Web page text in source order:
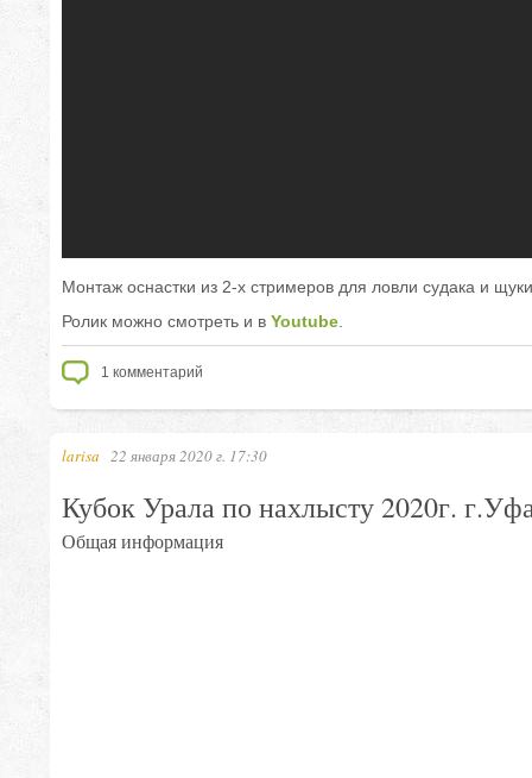
Монтаж оснастки из 2-х стримеров для ловли судака и
Ролик можно смотреть и в Youtube
1 комментарий
larisa 22 января 2020 г. 17:30
Кубок Урала по нахлысту 2020г.
Общая информация